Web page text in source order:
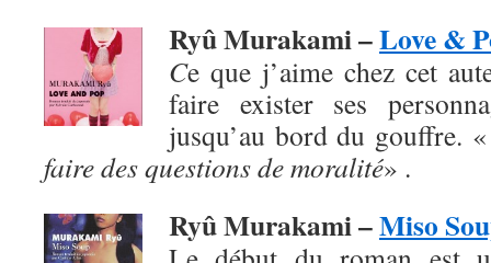
Ryû Murakami –Love &
Ce que j’aime chez cet
faire exister ses
jusqu’au bord du gouffre.
faire des questions de moralité» .
Ryû Murakami –Miso